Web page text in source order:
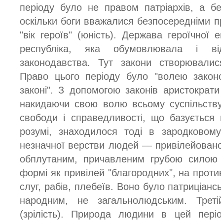
періоду було не правом патріархів, а
оскільки боги вважалися
"вік героїв" (юність). Держава
республіка, яка обумовлювала і
законодавства. Тут закони
Право цього періоду було "волею
законі". З допомогою законів
накидаючи свою волю всьому
свободи і справедливості, що
розумі, знаходилося тоді в
незначної верстви людей —
обплутаним, причавленим грубою силою
формі як привілей "благородних", на
слуг, рабів, плебеїв. Воно було
народним, не загальнолюдським.
(зрілість). Природа людини в цей